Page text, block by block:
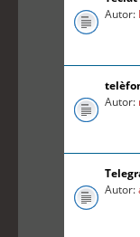
Autor:
Autor:
Autor: